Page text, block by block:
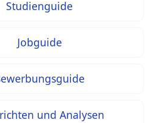
Studienguide
Jobguide
und Analysen